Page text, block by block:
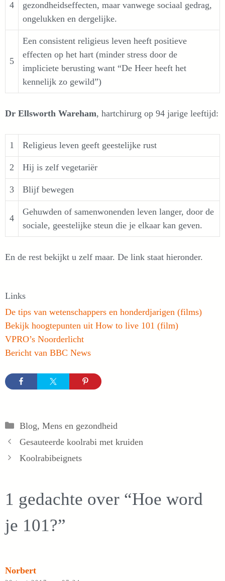
4
gezondheidseffecten, maar vanwege sociaal gedrag,
ongelukken en dergelijke.
5
Een consistent religieus leven heeft positieve
effecten op het hart (minder stress door de
impliciete berusting want “De Heer heeft het
kennelijk zo gewild”)
Dr Ellsworth Wareham, hartchirurg op 94 jarige leeftijd:
1 Religieus leven geeft geestelijke rust
2 Hij is zelf vegetariër
3 Blijf bewegen
4
Gehuwden of samenwonenden leven langer, door de
sociale, geestelijke steun die je elkaar kan geven.
En de rest bekijkt u zelf maar. De link staat hieronder.
Links
De tips van wetenschappers en honderdjarigen (films)
Bekijk hoogtepunten uit How to live 101 (film)
VPRO’s Noorderlicht
Bericht van BBC News
Categorieën
Blog, Mens en gezondheid
Gesauteerde koolrabi met kruiden
Koolrabibeignets
1 gedachte over “Hoe word
je 101?”
Norbert